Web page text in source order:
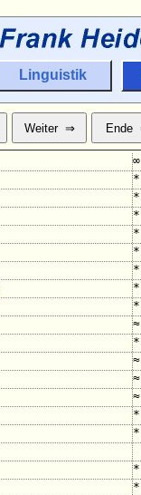
Linguistik
∞
*
*
*
*
*
*
*
*
≈
*
≈
≈
≈
*
*
*
*